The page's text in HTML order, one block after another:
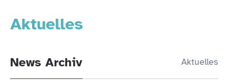
Aktuelles
News Archiv Aktuelles